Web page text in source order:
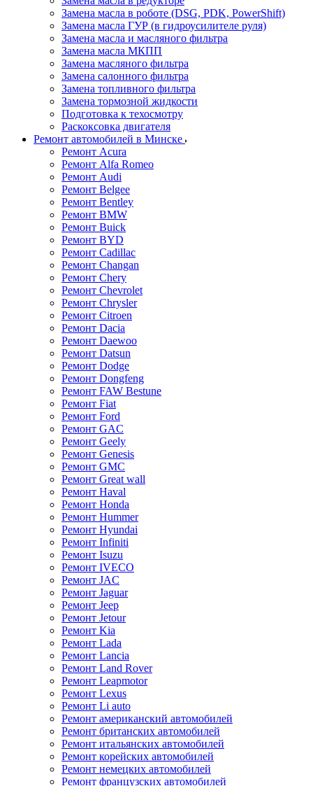
Замена масла в роботе (DSG, PDK, PowerShift)
Замена масла ГУР (в гидроусилителе руля)
Замена масла и масляного фильтра
Замена масла МКПП
Замена масляного фильтра
Замена салонного фильтра
Замена топливного фильтра
Замена тормозной жидкости
Подготовка к техосмотру
Раскоксовка двигателя
Ремонт автомобилей в Минске
Ремонт Acura
Ремонт Alfa Romeo
Ремонт Audi
Ремонт Belgee
Ремонт Bentley
Ремонт BMW
Ремонт Buick
Ремонт BYD
Ремонт Cadillac
Ремонт Changan
Ремонт Chery
Ремонт Chevrolet
Ремонт Chrysler
Ремонт Citroen
Ремонт Dacia
Ремонт Daewoo
Ремонт Datsun
Ремонт Dodge
Ремонт Dongfeng
Ремонт FAW Bestune
Ремонт Fiat
Ремонт Ford
Ремонт GAC
Ремонт Geely
Ремонт Genesis
Ремонт GMC
Ремонт Great wall
Ремонт Haval
Ремонт Honda
Ремонт Hummer
Ремонт Hyundai
Ремонт Infiniti
Ремонт Isuzu
Ремонт IVECO
Ремонт JAC
Ремонт Jaguar
Ремонт Jeep
Ремонт Jetour
Ремонт Kia
Ремонт Lada
Ремонт Lancia
Ремонт Land Rover
Ремонт Leapmotor
Ремонт Lexus
Ремонт Li auto
Ремонт американский автомобилей
Ремонт британских автомобилей
Ремонт итальянских автомобилей
Ремонт корейских автомобилей
Ремонт немецких автомобилей
Ремонт французских автомобилей